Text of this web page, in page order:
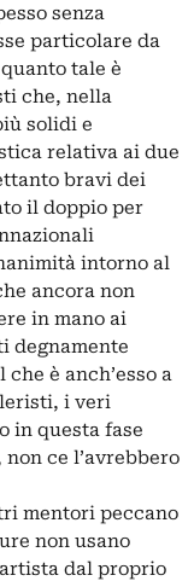
senza
particolare da
tale è
che, nella
solidi e
relativa ai due
bravi dei
il doppio per
intorno al
ancora non
in mano ai
degnamente
è anch’esso a
i veri
in questa fase
ce l’avrebbero
mentori peccano
non usano
dal proprio